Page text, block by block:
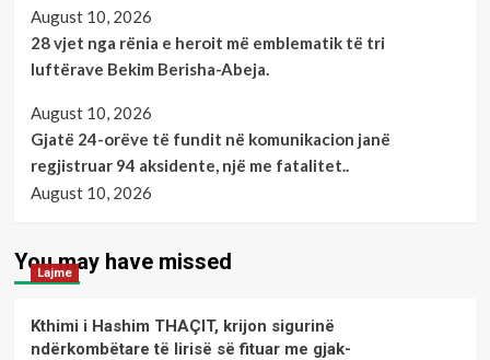
August 10, 2026
28 vjet nga rënia e heroit më emblematik të tri
luftërave Bekim Berisha-Abeja.
August 10, 2026
Gjatë 24-orëve të fundit në komunikacion janë
regjistruar 94 aksidente, një me fatalitet..
August 10, 2026
You may have missed
Lajme
Kthimi i Hashim THAÇIT, krijon sigurinë
ndërkombëtare të lirisë së fituar me gjak-